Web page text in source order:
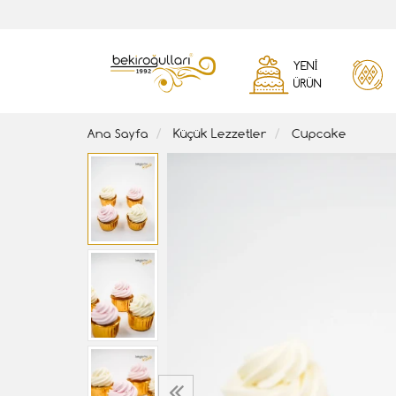
YENI
ÜRÜN
Ana Sayfa Küçük Lezzetler Cupcake